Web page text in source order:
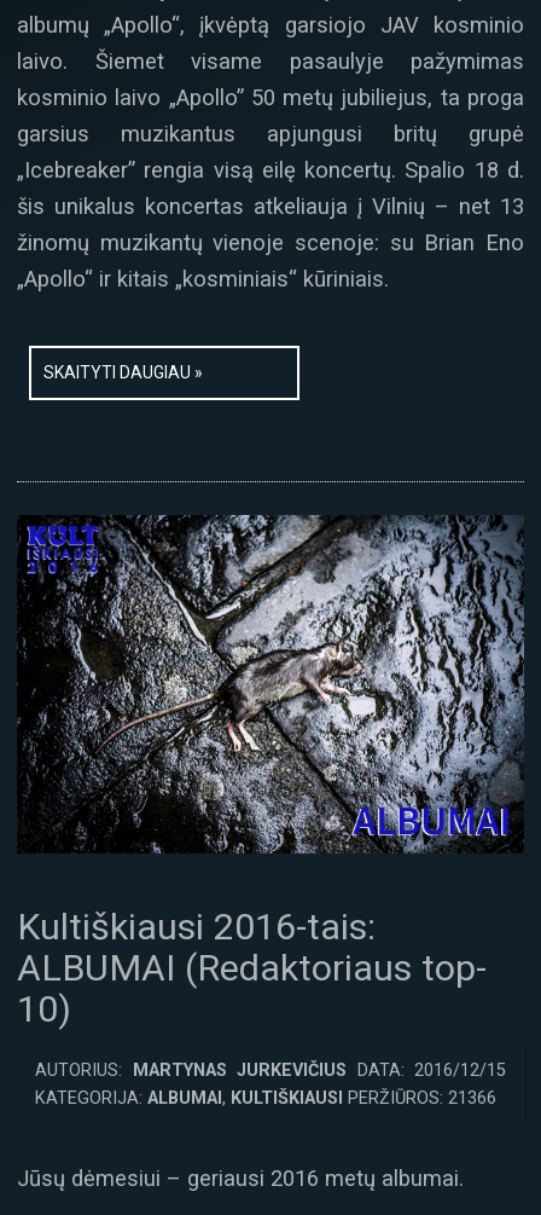
albumų „Apollo“, įkvėptą garsiojo JAV kosminio
laivo. Šiemet visame pasaulyje pažymimas
kosminio laivo „Apollo” 50 metų jubiliejus, ta proga
garsius muzikantus apjungusi britų grupė
„Icebreaker” rengia visą eilę koncertų. Spalio 18 d.
šis unikalus koncertas atkeliauja į Vilnių – net 13
žinomų muzikantų vienoje scenoje: su Brian Eno
„Apollo“ ir kitais „kosminiais“ kūriniais.
SKAITYTI DAUGIAU »
Kultiškiausi 2016-tais:
ALBUMAI (Redaktoriaus top-
10)
AUTORIUS: MARTYNAS JURKEVIČIUS DATA: 2016/12/15
KATEGORIJA: ALBUMAI, KULTIŠKIAUSI PERŽIŪROS: 21366
Jūsų dėmesiui – geriausi 2016 metų albumai.